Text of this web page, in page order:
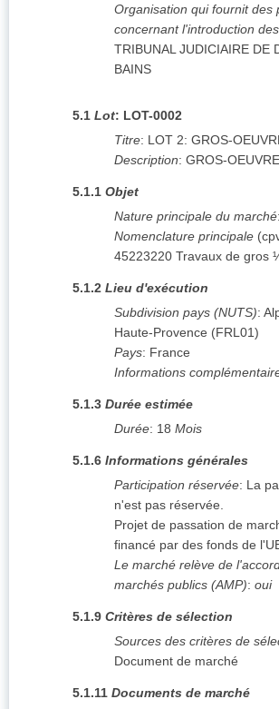
Organisation qui fournit des
concernant l'introduction
TRIBUNAL JUDICIAIRE DE
BAINS
5.1 Lot: LOT-0002
Titre: LOT 2: GROS-
Description: GROS-OEUVRE
5.1.1 Objet
Nature principale du marché:
Nomenclature principale (
45223220 Travaux de gros
5.1.2 Lieu d'exécution
Subdivision pays (NUTS):
Haute-Provence (FRL01)
Pays: France
Informations
5.1.3 Durée estimée
Durée: 18 Mois
5.1.6 Informations générales
Participation réservée: La
n'est pas réservée.
Projet de passation de
financé par des fonds de
Le marché relève de
marchés publics (AMP): oui
5.1.9 Critères de sélection
Sources des critères de
Document de marché
5.1.11 Documents de marché